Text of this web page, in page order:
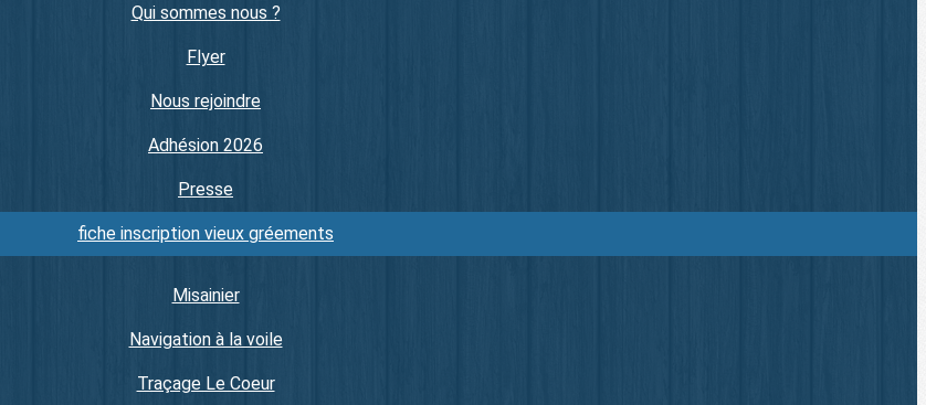
Qui sommes nous ?
Flyer
Nous rejoindre
Adhésion 2026
Presse
fiche inscription vieux gréements
Misainier
Navigation à la voile
Traçage Le Coeur